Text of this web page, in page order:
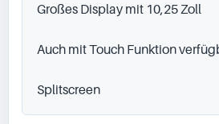
Großes Display mit 10,25 Zoll
Auch mit Touch Funktion
Splitscreen